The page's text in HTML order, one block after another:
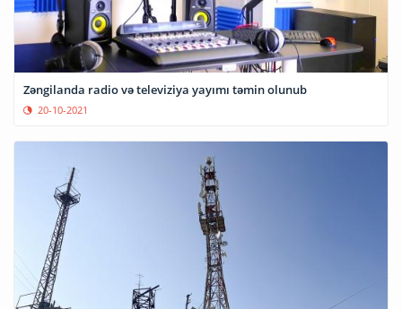
Zəngilanda radio və televiziya yayımı təmin olunub
20-10-2021